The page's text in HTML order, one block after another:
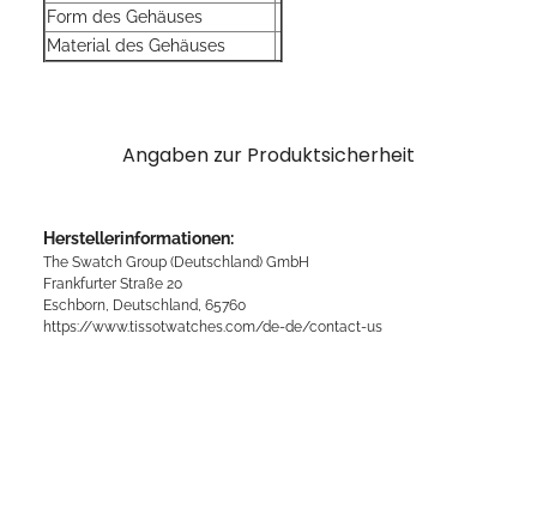
Form des Gehäuses
Material des Gehäuses
Angaben zur Produktsicherheit
Herstellerinformationen:
The Swatch Group (Deutschland) GmbH
Frankfurter Straße 20
Eschborn, Deutschland, 65760
https://www.tissotwatches.com/de-de/contact-us